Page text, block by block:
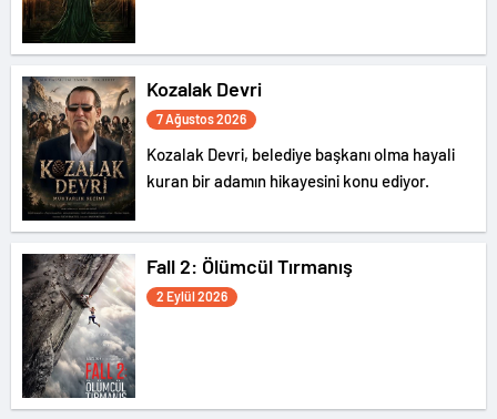
Kozalak Devri
7 Ağustos 2026
Kozalak Devri, belediye başkanı olma hayali
kuran bir adamın hikayesini konu ediyor.
Fall 2: Ölümcül Tırmanış
2 Eylül 2026